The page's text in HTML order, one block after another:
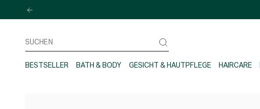
Suchen
BESTSELLER BATH & BODY GESICHT & HAUTPFLEGE HAIRCARE